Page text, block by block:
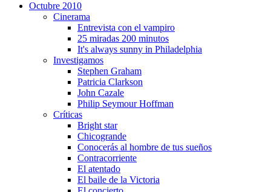
Octubre 2010
Cinerama
Entrevista con el vampiro
25 miradas 200 minutos
It's always sunny in Philadelphia
Investigamos
Stephen Graham
Patricia Clarkson
John Cazale
Philip Seymour Hoffman
Crí­ticas
Bright star
Chicogrande
Conocerás al hombre de tus sueños
Contracorriente
El atentado
El baile de la Victoria